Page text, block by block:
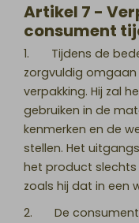
Artikel 7 -
consument
1. Tijdens de
zorgvuldig
verpakking. Hij zal
gebruiken in de
kenmerken en de
stellen. Het
het product
zoals hij dat in een
2. De consument